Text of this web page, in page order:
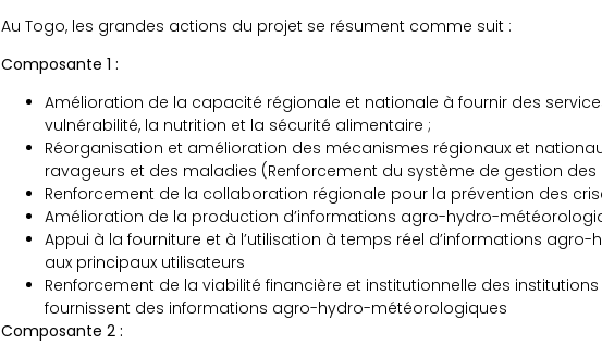
Au Togo, les grandes actions du projet se résument comme suit :
Composante 1 :
Amélioration de la capacité régionale et nationale à fournir des
vulnérabilité, la nutrition et la sécurité alimentaire ;
Réorganisation et amélioration des mécanismes régionaux et
ravageurs et des maladies (Renforcement du système de gestion des
Renforcement de la collaboration régionale pour la prévention des
Amélioration de la production d’informations agro-hydro-
Appui à la fourniture et à l’utilisation à temps réel d’informations
aux principaux utilisateurs
Renforcement de la viabilité financière et institutionnelle des
fournissent des informations agro-hydro-météorologiques
Composante 2 :